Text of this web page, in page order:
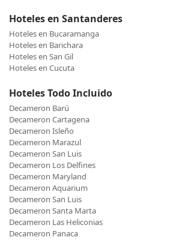
Hoteles en Santanderes
Hoteles en Bucaramanga
Hoteles en Barichara
Hoteles en San Gil
Hoteles en Cucuta
Hoteles Todo Incluido
Decameron Barú
Decameron Cartagena
Decameron Isleño
Decameron Marazul
Decameron San Luis
Decameron Los Delfines
Decameron Maryland
Decameron Aquarium
Decameron San Luis
Decameron Santa Marta
Decameron Las Heliconias
Decameron Panaca